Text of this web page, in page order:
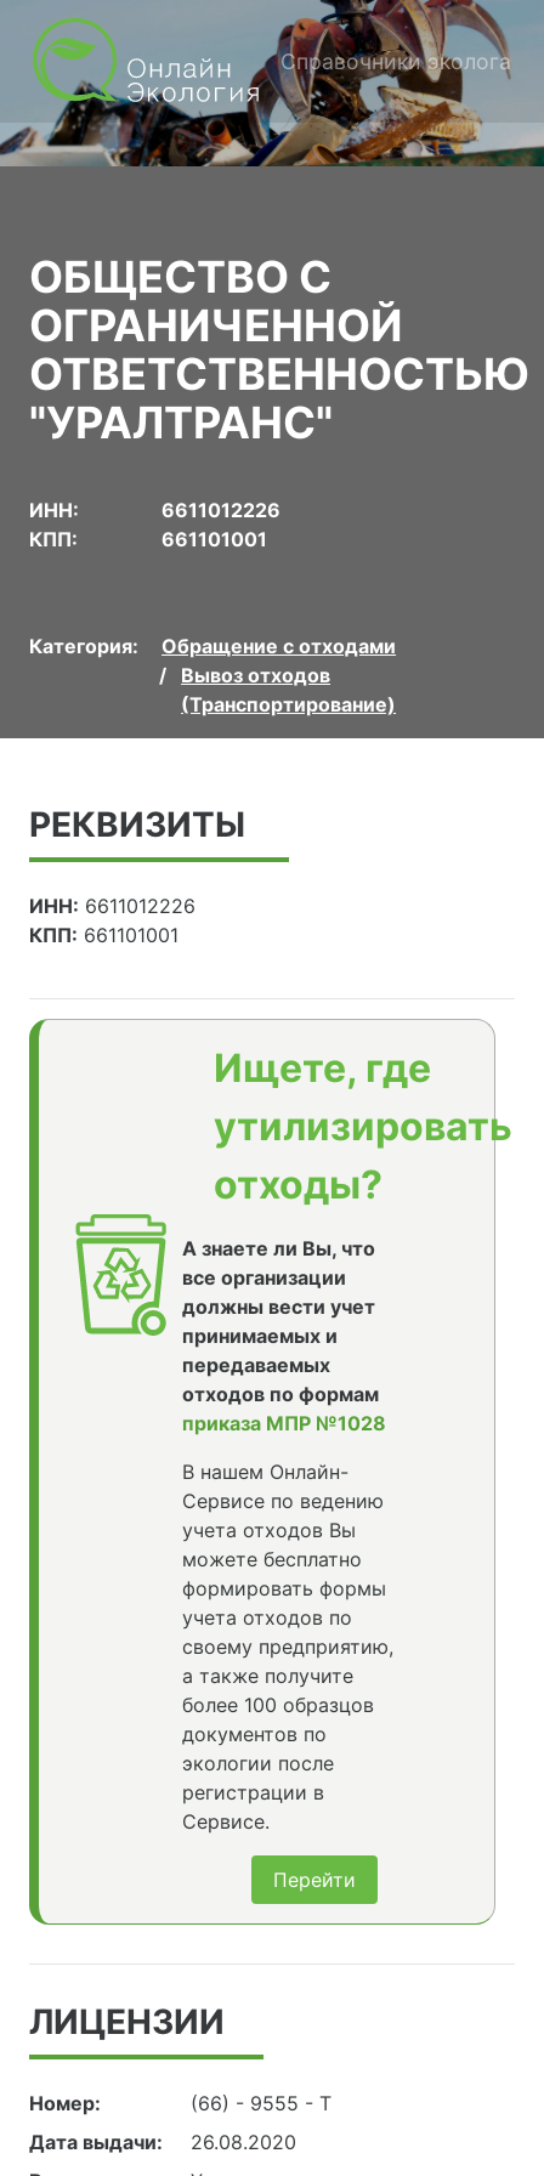
Справочники эколога
ОБЩЕСТВО С
ОГРАНИЧЕННОЙ
ОТВЕТСТВЕННОСТЬЮ
"УРАЛТРАНС"
ИНН:
6611012226
КПП:
661101001
Категория:
Обращение с отходами
Вывоз отходов
(Транспортирование)
РЕКВИЗИТЫ
ИНН: 6611012226
КПП: 661101001
Ищете, где
утилизировать
отходы?
А знаете ли Вы, что
все организации
должны вести учет
принимаемых и
передаваемых
отходов по формам
приказа МПР №1028
В нашем Онлайн-
Сервисе по ведению
учета отходов Вы
можете бесплатно
формировать формы
учета отходов по
своему предприятию,
а также получите
более 100 образцов
документов по
экологии после
регистрации в
Сервисе.
Перейти
ЛИЦЕНЗИИ
Номер:
(66) - 9555 - Т
Дата выдачи:
26.08.2020